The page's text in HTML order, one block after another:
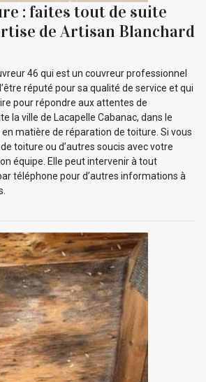
: faites tout de suite
de Artisan Blanchard
46 qui est un couvreur professionnel
réputé pour sa qualité de service et qui
pour répondre aux attentes de
la ville de Lacapelle Cabanac, dans le
matière de réparation de toiture. Si vous
toiture ou d’autres soucis avec votre
équipe. Elle peut intervenir à tout
téléphone pour d’autres informations à